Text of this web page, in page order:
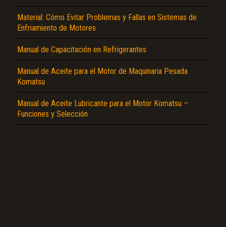
Material: Cómo Evitar Problemas y Fallas en Sistemas de
Enfriamiento de Motores
Manual de Capacitación en Refrigerantes
Manual de Aceite para el Motor de Maquinaria Pesada
Komatsu
Manual de Aceite Lubricante para el Motor Komatsu –
Funciones y Selección
No carga o no se visualiza el contenido.